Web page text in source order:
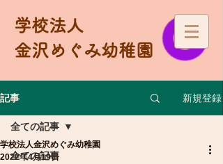
学校法人
金沢めぐみ幼稚園
記事 新規登録
全ての記事
全ての記事
学校法人金沢めぐみ幼稚園
2022年4月19日